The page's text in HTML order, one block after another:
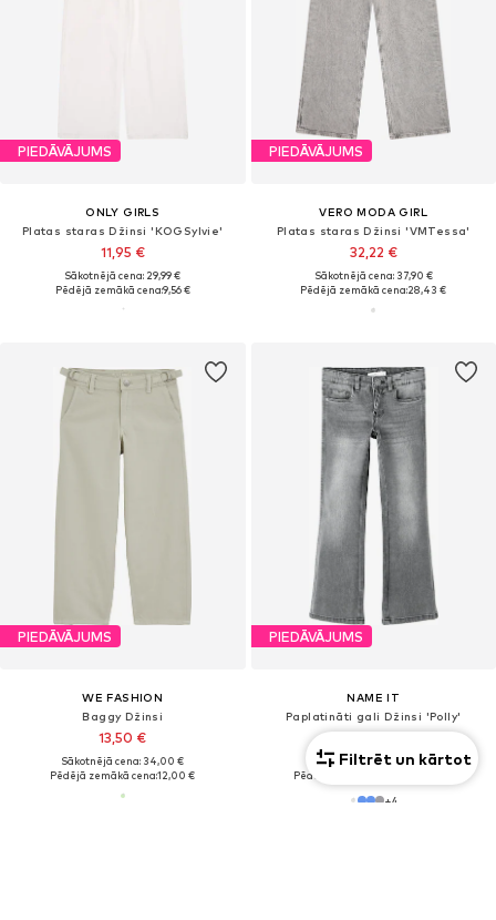
PIEDĀVĀJUMS
ONLY GIRLS
Platas staras Džinsi 'KOGSylvie'
11,95 €
Sākotnējā cena: 29,99 €
Pēdējā zemākā cena:9,56 €
PIEDĀVĀJUMS
VERO MODA GIRL
Platas staras Džinsi 'VMTessa'
32,22 €
Sākotnējā cena: 37,90 €
Pēdējā zemākā cena:28,43 €
PIEDĀVĀJUMS
WE FASHION
Baggy Džinsi
13,50 €
Sākotnējā cena: 34,00 €
Pēdējā zemākā cena:12,00 €
PIEDĀVĀJUMS
NAME IT
Paplatināti gali Džinsi 'Polly'
Sākotnējā cena: 29,90 €
Pēdējā zemākā cena:
+4
Filtrēt un kārtot